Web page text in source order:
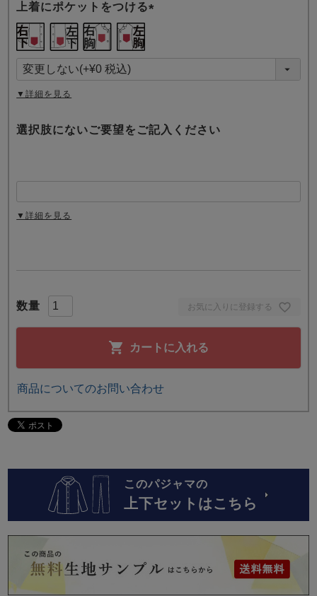
お気に入りに登録する
カートに入れる
上着にポケットをつける
須
)
▼詳細を見る
選択肢にないご要望をご記入ください
▼詳細を見る
商品についてのお問い合わせ
このパジャマの
上下セットはこちら